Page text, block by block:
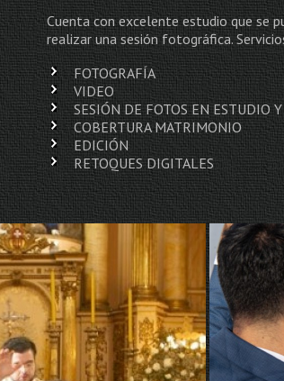
Cuenta con excelente estudio que se
realizar una sesión fotográfica.
FOTOGRAFÍA
VIDEO
SESIÓN DE FOTOS EN ESTUDIO
COBERTURA MATRIMONIO
EDICIÓN
RETOQUES DIGITALES